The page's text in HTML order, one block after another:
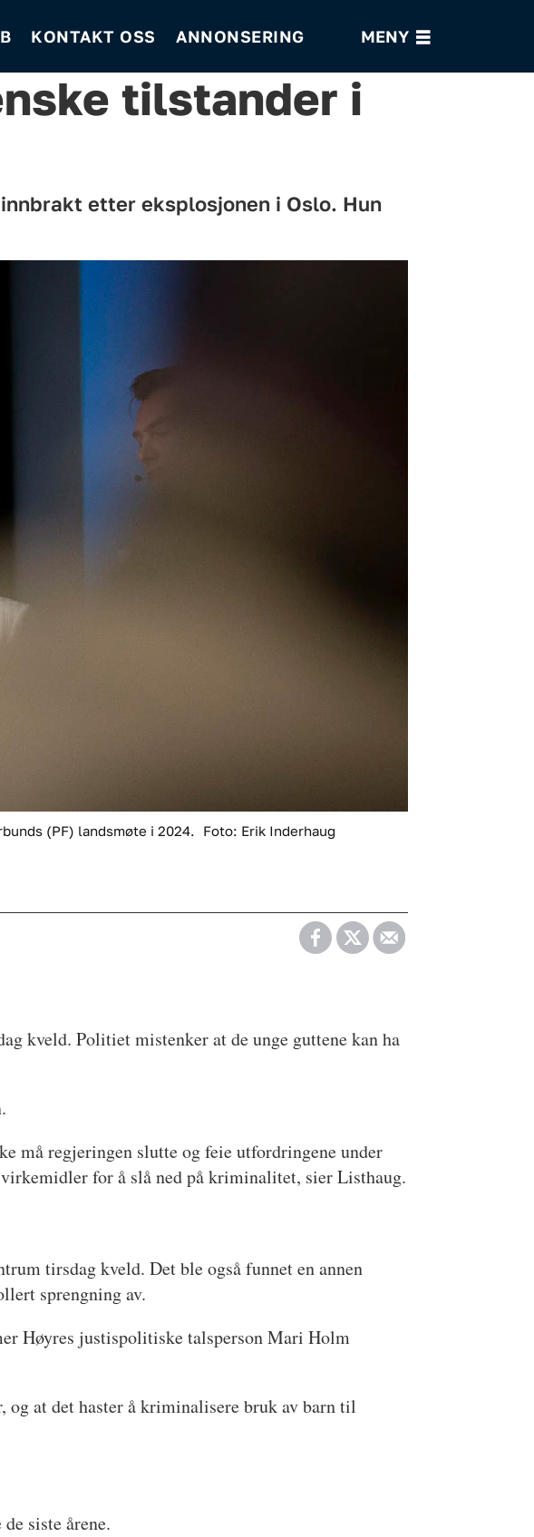
KONTAKT OSS ANNONSERING
tilstander i
etter eksplosjonen i Oslo. Hun
(PF) landsmøte i 2024. Foto: Erik Inderhaug
kveld. Politiet mistenker at de unge guttene kan ha
må regjeringen slutte og feie utfordringene under
for å slå ned på kriminalitet, sier Listhaug.
tirsdag kveld. Det ble også funnet en annen
sprengning av.
Høyres justispolitiske talsperson Mari Holm
at det haster å kriminalisere bruk av barn til
siste årene.